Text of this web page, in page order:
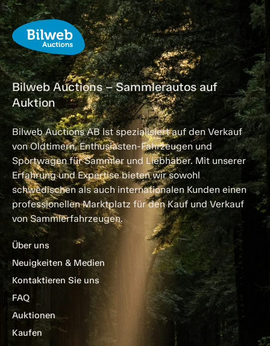
Bilweb Auctions – Sammlerautos auf
Auktion
Bilweb Auctions AB ist spezialisiert auf den Verkauf
von Oldtimern, Enthusiasten-Fahrzeugen und
Sportwagen für Sammler und Liebhaber. Mit unserer
Erfahrung und Expertise bieten wir sowohl
schwedischen als auch internationalen Kunden einen
professionellen Marktplatz für den Kauf und Verkauf
von Sammlerfahrzeugen.
Über uns
Neuigkeiten & Medien
Kontaktieren Sie uns
FAQ
Auktionen
Kaufen